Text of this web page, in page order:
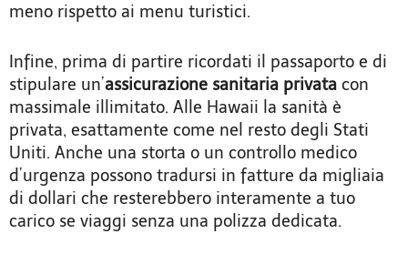
meno rispetto ai menu turistici.
Infine, prima di partire ricordati il passaporto e di
stipulare un’assicurazione sanitaria privata con
massimale illimitato. Alle Hawaii la sanità è
privata, esattamente come nel resto degli Stati
Uniti. Anche una storta o un controllo medico
d’urgenza possono tradursi in fatture da migliaia
di dollari che resterebbero interamente a tuo
carico se viaggi senza una polizza dedicata.